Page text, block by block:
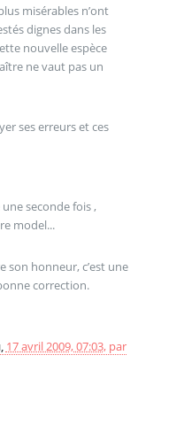
misérables n’ont
dignes dans les
nouvelle espèce
ne vaut pas un
ses erreurs et ces
seconde fois ,
model...
son honneur, c’est une
correction.
17 avril 2009, 07:03, par